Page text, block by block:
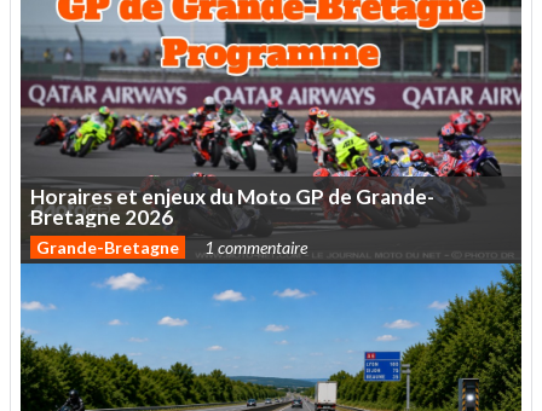
HorairesetenjeuxduMotoGPdeGrande-
Bretagne 2026
Grande-Bretagne 1 commentaire